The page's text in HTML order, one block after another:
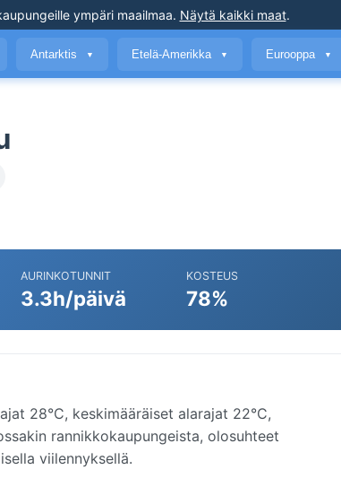
ympäri maailmaa. Näytä kaikki maat.
Antarktis ▼ Etelä-Amerikka ▼ Eurooppa ▼
AURINKOTUNNIT
3.3h/päivä
KOSTEUS
78%
28°C, keskimääräiset alarajat 22°C,
rannikkokaupungeista, olosuhteet
viilennyksellä.